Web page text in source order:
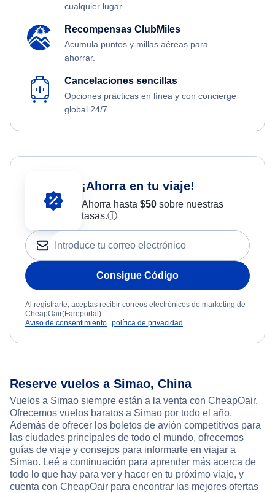
cualquier lugar
Recompensas ClubMiles
Acumula puntos y millas aéreas para
ahorrar.
Cancelaciones sencillas
Opciones prácticas en línea y con concierge
global 24/7.
¡Ahorra en tu viaje!
Ahorra hasta $50sobre nuestras
tasas.ⓘ
Consigue Código
Al registrarte, aceptas recibir correos electrónicos de marketing de
CheapOair(Fareportal).
Aviso de consentimiento política de privacidad
Reserve vuelos a Simao, China
Vuelos a Simao siempre están a la venta con CheapOair.
Ofrecemos vuelos baratos a Simao por todo el año.
Además de ofrecer los boletos de avión competitivos para
las ciudades principales de todo el mundo, ofrecemos
guías de viaje y consejos para informarte en viajar a
Simao. Leé a continuación para aprender más acerca de
todo lo que hay para ver y hacer en tu próximo viaje, y
cuenta con CheapOair para encontrar las mejores ofertas